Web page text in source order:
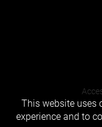
This website uses
experience and to